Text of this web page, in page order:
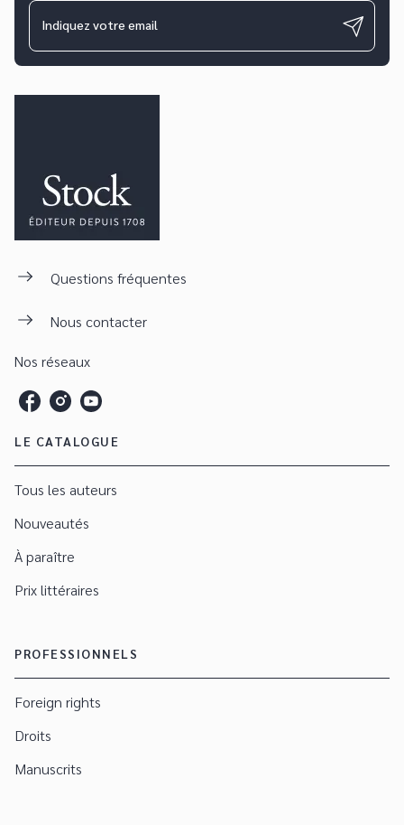
Indiquez votre email
Questions fréquentes
Nous contacter
Nos réseaux
LE CATALOGUE
Tous les auteurs
Nouveautés
À paraître
Prix littéraires
PROFESSIONNELS
Foreign rights
Droits
Manuscrits